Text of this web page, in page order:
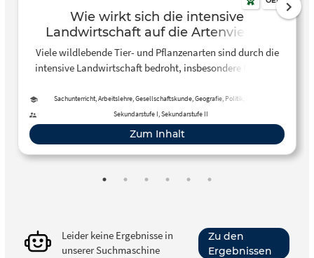
Wie wirkt sich die intensive
Landwirtschaft auf die Artenvielfalt
aus?
Viele wildlebende Tier- und Pflanzenarten sind durch die
intensive Landwirtschaft bedroht, insbesondere Insekten
und der Einsatz von Pflanzenschutzmitteln. Gleichzeitig
sichert die Landwirtschaft die Ernährung. Welche
Möglichkeiten gibt es, moderne landwirtschaftliche
Produktion mit dem Schutz der Artenvielfalt zu
vereinbaren?
Sachunterricht, Arbeitslehre, Gesellschaftskunde, Geografie, Politik, Biologie
Sekundarstufe I, Sekundarstufe II
Zum Inhalt
Leider keine Ergebnisse in
unserer Suchmaschine
Zu den
Ergebnissen